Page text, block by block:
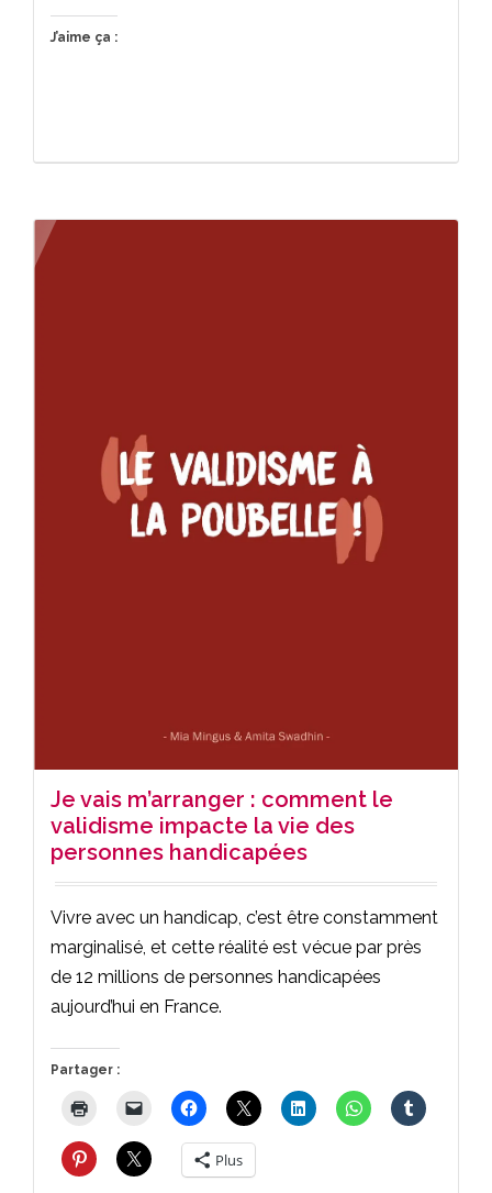
J’aime ça :
Je vais m’arranger : comment le
validisme impacte la vie des
personnes handicapées
Vivre avec un handicap, c’est être constamment
marginalisé, et cette réalité est vécue par près
de 12 millions de personnes handicapées
aujourd’hui en France.
Partager :
Plus